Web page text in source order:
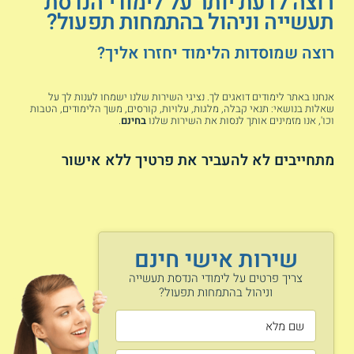
קראו גם על קורס תפ"י -קורס ניהול תפעול
וייצור.
נושאי הלימוד
ארגונומיה.
תוכנת ERP
מערכי מפעלים.
תכנון מערכי שירות.
קמעונאות באינטרנט.
פיתוח מוצרים חדשים.
ניתוח ושיפור תהליכים.
תיכון שירותים ומוצרים.
ייצור מבוסס מחשבים CIM.
ועוד.
שירות אישי חינם
צריך פרטים על לימודי הנדסת תעשייה
וניהול בהתמחות תפעול?
תעשייה וניהול בהתמחות תפעול?
רוצה שמוסדות הלימוד יחזרו אליך?
אנחנו באתר לימודים דואגים לך. נציגי השירות שלנו ישמחו לענות לך על
שאלות בנושאי: תנאי קבלה, מלגות, עלויות, קורסים, משך הלימודים, הטבות
וכו', אנו מזמינים אותך לנסות את השירות שלנובחינם.
מתחייבים לא להעביר את פרטיך ללא אישור